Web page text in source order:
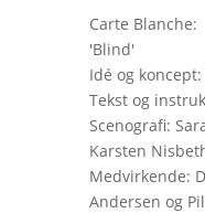
Carte Blanche:
'Blind'
Idé og
Tekst og
Scenografi:
Karsten
Medvirkende:
Andersen og